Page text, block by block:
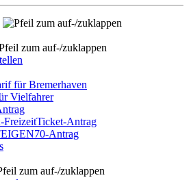
für Bremerhaven
Vielfahrer
FreizeitTicket-Antrag
Antrag